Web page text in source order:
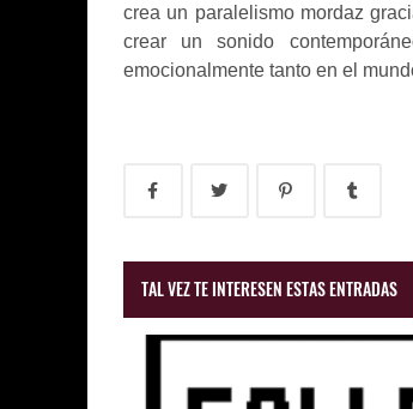
crea un paralelismo mordaz
crear un sonido
emocionalmente tanto en el
TAL VEZ TE INTERESEN ESTAS ENTRADAS